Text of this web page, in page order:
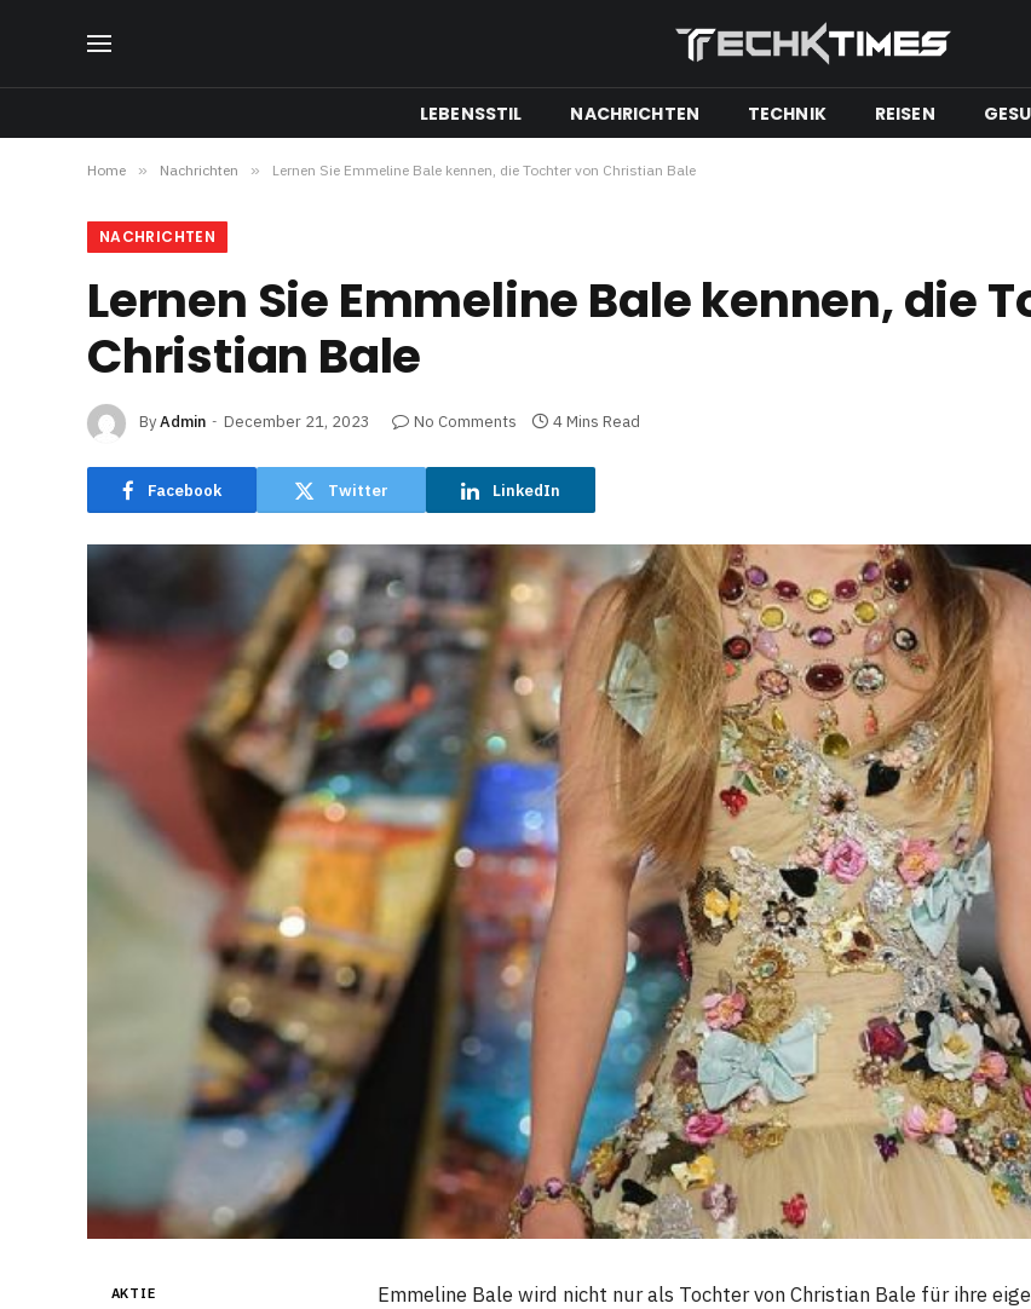
LEBENSSTIL NACHRICHTEN TECHNIK REISEN
Home » Nachrichten » Lernen Sie Emmeline Bale kennen, die Tochter von Christian Bale
NACHRICHTEN
Lernen Sie Emmeline Bale kennen, die
Christian Bale
ByAdmin December 21, 2023 No Comments 4 Mins Read
Facebook Twitter LinkedIn
AKTIE
Emmeline Bale wird nicht nur als Tochter von Christian Bale für ihre